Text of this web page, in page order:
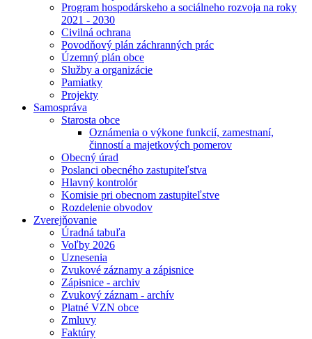
Program hospodárskeho a sociálneho rozvoja na roky
2021 - 2030
Civilná ochrana
Povodňový plán záchranných prác
Územný plán obce
Služby a organizácie
Pamiatky
Projekty
Samospráva
Starosta obce
Oznámenia o výkone funkcií, zamestnaní,
činností a majetkových pomerov
Obecný úrad
Poslanci obecného zastupiteľstva
Hlavný kontrolór
Komisie pri obecnom zastupiteľstve
Rozdelenie obvodov
Zverejňovanie
Úradná tabuľa
Voľby 2026
Uznesenia
Zvukové záznamy a zápisnice
Zápisnice - archiv
Zvukový záznam - archív
Platné VZN obce
Zmluvy
Faktúry